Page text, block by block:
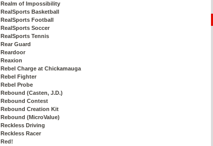
Realm of Impossibility
RealSports Basketball
RealSports Football
RealSports Soccer
RealSports Tennis
Rear Guard
Reardoor
Reaxion
Rebel Charge at Chickamauga
Rebel Fighter
Rebel Probe
Rebound (Casten, J.D.)
Rebound Contest
Rebound Creation Kit
Rebound (MicroValue)
Reckless Driving
Reckless Racer
Red!